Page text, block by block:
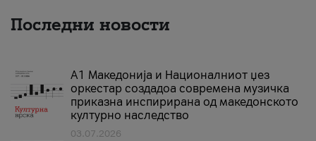
Последни новости
А1 Македонија и Националниот џез
оркестар создадоа современа музичка
приказна инспирирана од македонското
културно наследство
03.07.2026